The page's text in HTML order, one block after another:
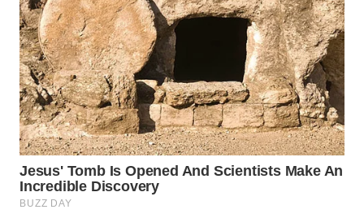
WN
CIREBON
WN
INDRAMAYU
WN
KUNINGAN